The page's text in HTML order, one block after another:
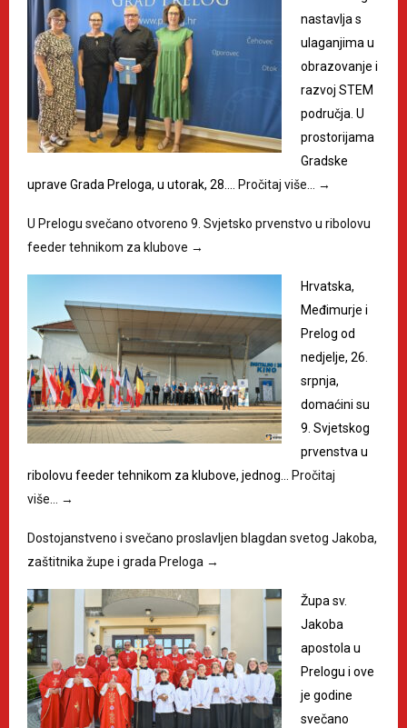
nastavlja s
ulaganjima u
obrazovanje i
razvoj STEM
područja. U
prostorijama
Gradske
uprave Grada Preloga, u utorak, 28.… Pročitaj više… →
U Prelogu svečano otvoreno 9. Svjetsko prvenstvo u ribolovu
feeder tehnikom za klubove →
Hrvatska,
Međimurje i
Prelog od
nedjelje, 26.
srpnja,
domaćini su
9. Svjetskog
prvenstva u
ribolovu feeder tehnikom za klubove, jednog… Pročitaj
više… →
Dostojanstveno i svečano proslavljen blagdan svetog Jakoba,
zaštitnika župe i grada Preloga →
Župa sv.
Jakoba
apostola u
Prelogu i ove
je godine
svečano